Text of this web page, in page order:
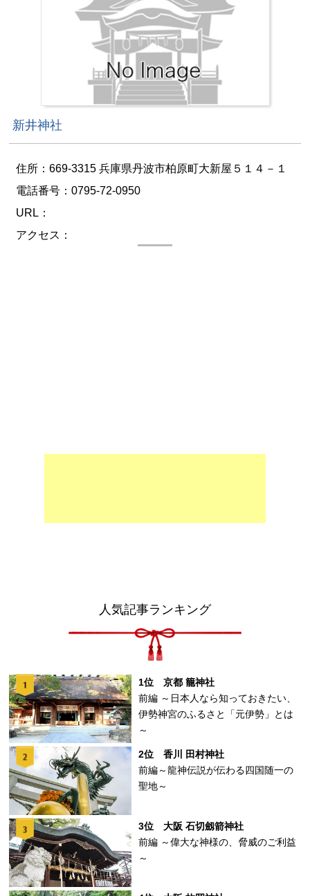
新井神社
住所：669-3315 兵庫県丹波市柏原町大新屋５１４－１
電話番号：0795-72-0950
URL：
アクセス：
人気記事ランキング
1位 京都 籠神社
前編 ～日本人なら知っておきたい、
伊勢神宮のふるさと「元伊勢」とは
～
2位 香川 田村神社
前編～龍神伝説が伝わる四国随一の
聖地～
3位 大阪 石切劔箭神社
前編 ～偉大な神様の、脅威のご利益
～